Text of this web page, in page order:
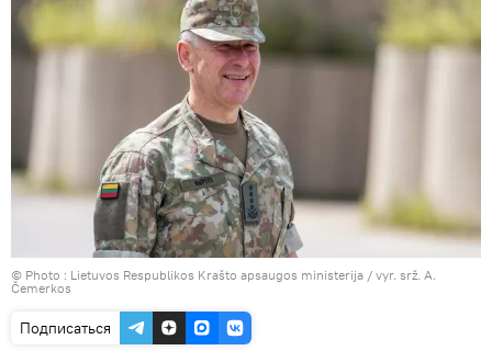
© Photo : Lietuvos Respublikos Krašto apsaugos ministerija / vyr. srž. A.
Čemerkos
Подписаться